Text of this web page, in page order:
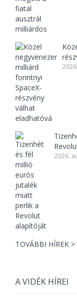
2026.
TOVÁBBI HÍREK >
A VIDÉK HÍREI